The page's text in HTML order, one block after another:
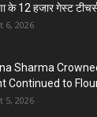
के 12 हजार गेस्ट
6, 2026
Sharma
Continued to
5, 2026